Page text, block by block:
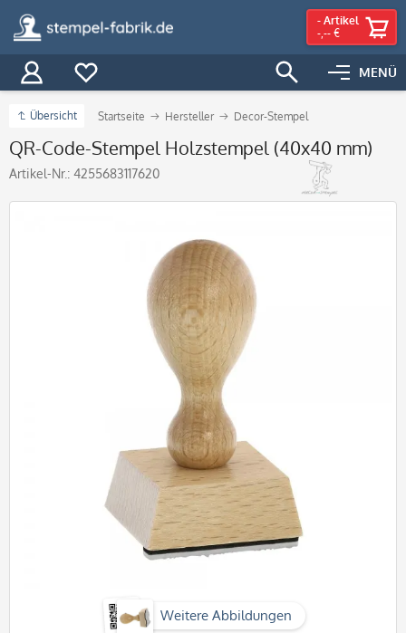
MENÜ
- Artikel
-,-- €
Übersicht Startseite Hersteller Decor-Stempel
QR-Code-Stempel Holzstempel (40x40 mm)
Artikel-Nr.: 4255683117620
Weitere Abbildungen